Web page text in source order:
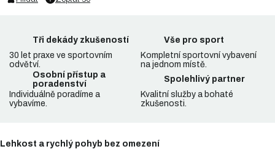
Tři dekády zkušeností
30 let praxe ve sportovním
odvětví.
Vše pro sport
Kompletní sportovní vybavení
na jednom místě.
Osobní přístup a
poradenství
Individuálně poradíme a
vybavíme.
Spolehlivý partner
Kvalitní služby a bohaté
zkušenosti.
Lehkost a rychlý pohyb bez omezení